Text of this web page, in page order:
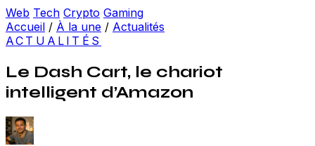
Web Tech Crypto Gaming
Accueil / À la une / Actualités
ACTUALITÉS
Le Dash Cart, le chariot
intelligent d’Amazon